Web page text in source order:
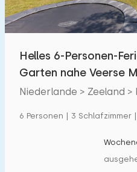
Hallenbad
Freibad
Kinderanimation
Kindereinrichtungen
Zugänglichkeit
Eingeschränkte
Rollstuhlgerecht
Helles 6-Personen-
Garten nahe Veerse
Niederlande > Zeeland >
6 Personen | 3 Schlafzimmer